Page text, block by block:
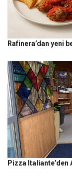
Rafinera’dan yeni
Pizza Italiante’den